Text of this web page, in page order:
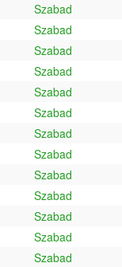
Szabad
Szabad
Szabad
Szabad
Szabad
Szabad
Szabad
Szabad
Szabad
Szabad
Szabad
Szabad
Szabad